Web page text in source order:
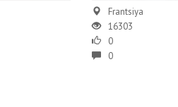
Frantsiya
16303
0
0